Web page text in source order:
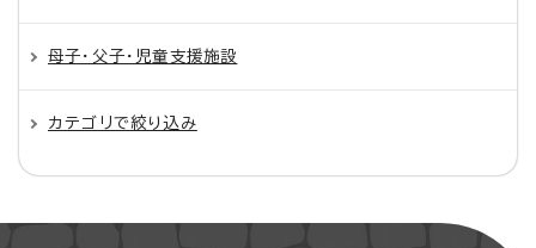
母子・父子・児童支援施設
カテゴリで絞り込み